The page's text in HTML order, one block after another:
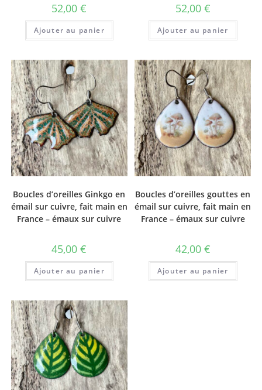
52,00€
Ajouter au panier
52,00 €
Ajouter au panier
Boucles d’oreilles Ginkgo en
émail sur cuivre, fait main en
France – émaux sur cuivre
45,00€
Ajouter au panier
Boucles d’oreilles gouttes en
émail sur cuivre, fait main en
France – émaux sur cuivre
42,00 €
Ajouter au panier